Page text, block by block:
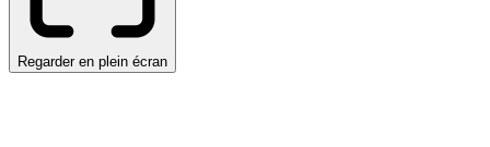
Regarder en plein écran